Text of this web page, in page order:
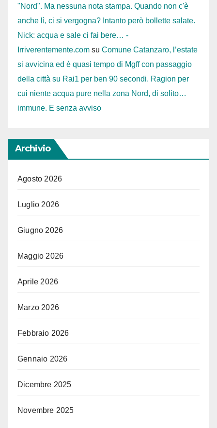
"Nord". Ma nessuna nota stampa. Quando non c'è
anche lì, ci si vergogna? Intanto però bollette salate.
Nick: acqua e sale ci fai bere… -
Irriverentemente.com su Comune Catanzaro, l’estate
si avvicina ed è quasi tempo di Mgff con passaggio
della città su Rai1 per ben 90 secondi. Ragion per
cui niente acqua pure nella zona Nord, di solito…
immune. E senza avviso
Archivio
Agosto 2026
Luglio 2026
Giugno 2026
Maggio 2026
Aprile 2026
Marzo 2026
Febbraio 2026
Gennaio 2026
Dicembre 2025
Novembre 2025